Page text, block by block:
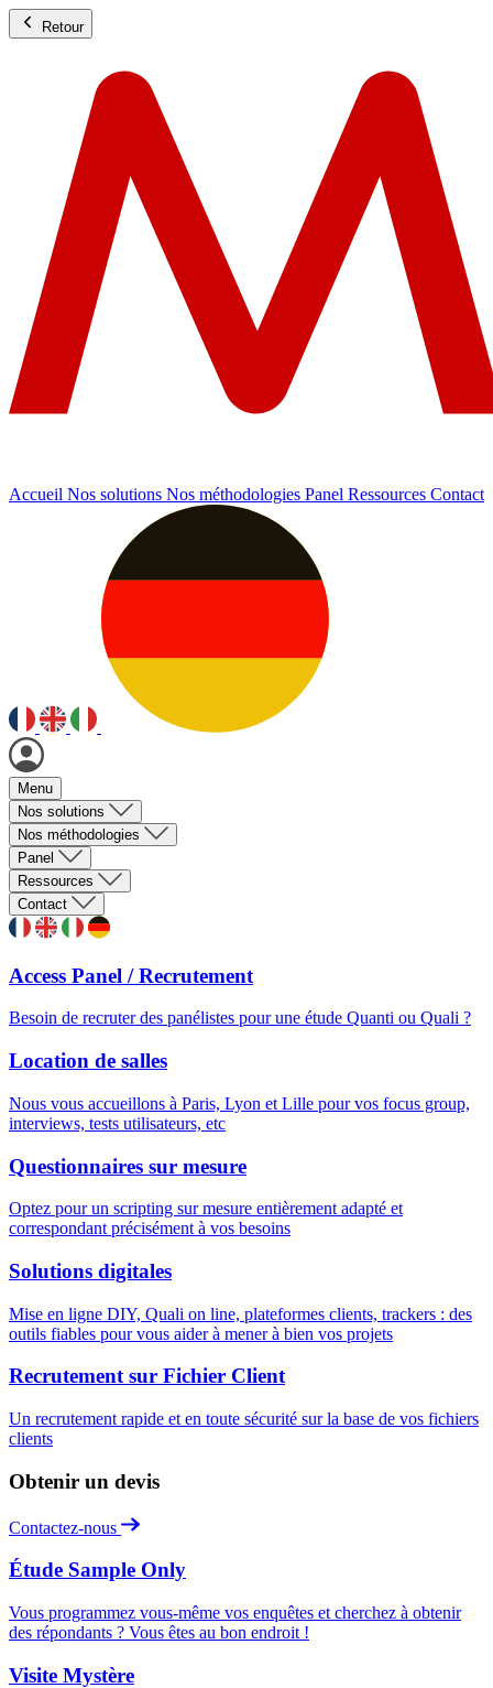
Retour
Accueil Nos solutions Nos méthodologies Panel Ressources Contact
Menu
Nos solutions
Nos méthodologies
Panel
Ressources
Contact
Access Panel / Recrutement
Besoin de recruter des panélistes pour une étude Quanti ou Quali ?
Location de salles
Nous vous accueillons à Paris, Lyon et Lille pour vos focus group,
interviews, tests utilisateurs, etc
Questionnaires sur mesure
Optez pour un scripting sur mesure entièrement adapté et
correspondant précisément à vos besoins
Solutions digitales
Mise en ligne DIY, Quali on line, plateformes clients, trackers : des
outils fiables pour vous aider à mener à bien vos projets
Recrutement sur Fichier Client
Un recrutement rapide et en toute sécurité sur la base de vos fichiers
clients
Obtenir un devis
Contactez-nous
Étude Sample Only
Vous programmez vous-même vos enquêtes et cherchez à obtenir
des répondants ? Vous êtes au bon endroit !
Visite Mystère